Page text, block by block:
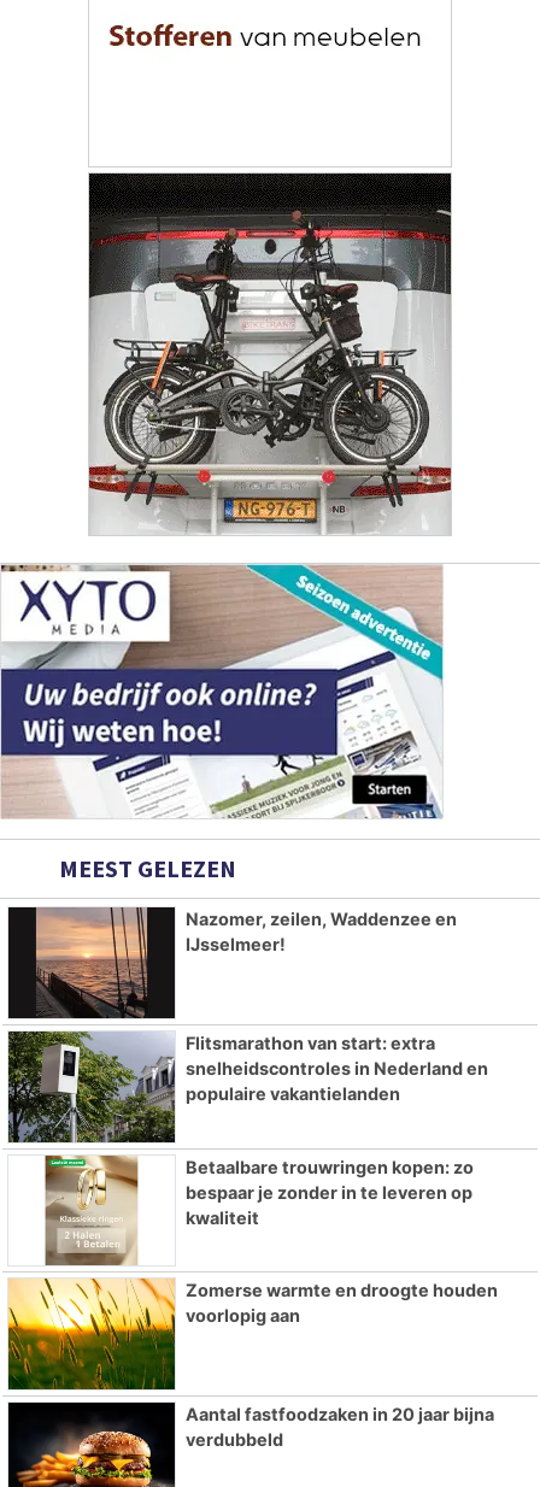
MEEST GELEZEN
Nazomer, zeilen, Waddenzee en
IJsselmeer!
Flitsmarathon van start: extra
snelheidscontroles in Nederland en
populaire vakantielanden
Betaalbare trouwringen kopen: zo
bespaar je zonder in te leveren op
kwaliteit
Zomerse warmte en droogte houden
voorlopig aan
Aantal fastfoodzaken in 20 jaar bijna
verdubbeld